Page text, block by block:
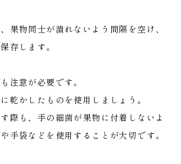
果物同士が潰れないよう間隔を空け、
存します。
注意が必要です。
乾かしたものを使用しましょう。
際も、手の細菌が果物に付着しないよ
手袋などを使用することが大切です。